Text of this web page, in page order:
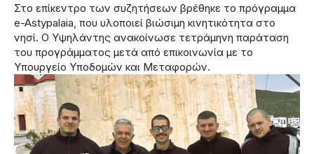
Στο επίκεντρο των συζητήσεων βρέθηκε το πρόγραμμα
e-Astypalaia, που υλοποιεί βιώσιμη κινητικότητα στο
νησί. Ο Υψηλάντης ανακοίνωσε τετράμηνη παράταση
του προγράμματος μετά από επικοινωνία με το
Υπουργείο Υποδομών και Μεταφορών.